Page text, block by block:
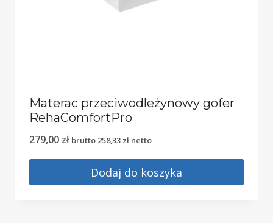
Materac przeciwodleżynowy gofer
RehaComfortPro
279,00 zł brutto 258,33 zł netto
Dodaj do koszyka